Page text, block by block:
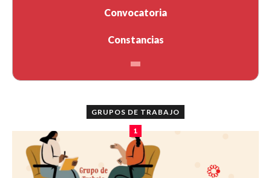
Convocatoria
Constancias
GRUPOS DE TRABAJO
1